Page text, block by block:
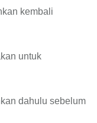
kembali
untuk
dahulu sebelum